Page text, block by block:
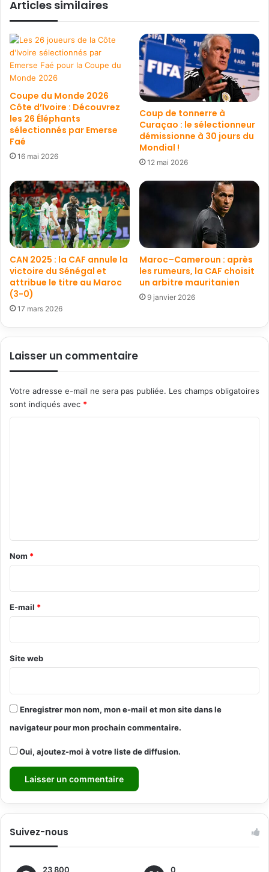
Articles similaires
Coupe du Monde 2026
Côte d’Ivoire : Découvrez
les 26 Éléphants
sélectionnés par Emerse
Faé
16 mai 2026
Coup de tonnerre à
Curaçao : le sélectionneur
démissionne à 30 jours du
Mondial !
12 mai 2026
CAN 2025 : la CAF annule la
victoire du Sénégal et
attribue le titre au Maroc
(3-0)
17 mars 2026
Maroc–Cameroun : après
les rumeurs, la CAF choisit
un arbitre mauritanien
9 janvier 2026
Laisser un commentaire
Votre adresse e-mail ne sera pas publiée. Les champs obligatoires
sont indiqués avec *
a
r
e
Nom *
E-mail *
Site web
Enregistrer mon nom, mon e-mail et mon site dans le
navigateur pour mon prochain commentaire.
Oui, ajoutez-moi à votre liste de diffusion.
Suivez-nous
23 800 0